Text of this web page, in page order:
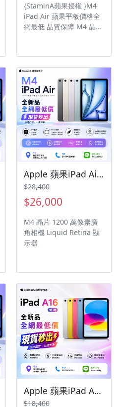
{StaminA蘋果授權 }M4
iPad Air 蘋果平板價格全
網最低 品質保障 M4 晶片
Apple 蘋果iPad Air 11吋 256G WiFi/ipadair8/ipadairM4/ipadair/iPadAir
$28,400
$26,000
M4 晶片 1200 萬像素廣
角相機 Liquid Retina 顯
示器
Apple 蘋果iPad A16 (11代) 256G WiFi
$18,400